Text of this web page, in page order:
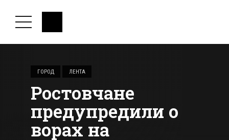
ГОРОД ЛЕНТА
Ростовчане
предупредили о
ворах на